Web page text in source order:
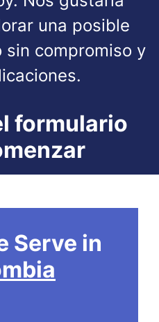
una posible
compromiso y
formulario
Serve in